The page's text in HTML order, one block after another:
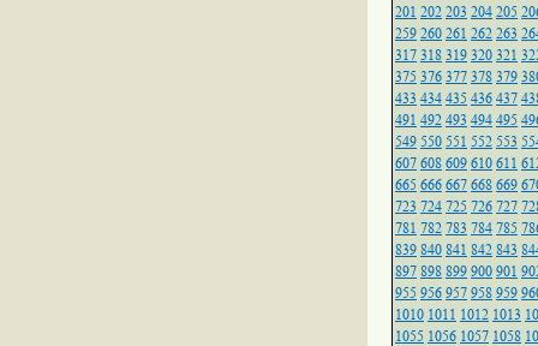
201 202 203 204 205
259 260 261 262 263
317 318 319 320 321
375 376 377 378 379
433 434 435 436 437
491 492 493 494 495
549 550 551 552 553
607 608 609 610 611
665 666 667 668 669
723 724 725 726 727
781 782 783 784 785
839 840 841 842 843
897 898 899 900 901
955 956 957 958 959
1010 1011 1012 1013
1055 1056 1057 1058